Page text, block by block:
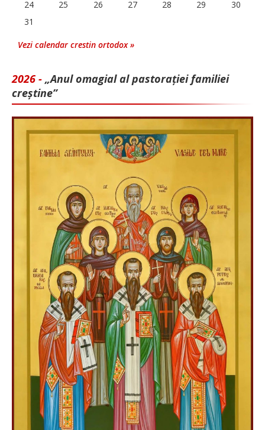
24
25 26 27 28 29
30
31
Vezi calendar crestin ortodox »
2026 - „Anul omagial al pastorației familiei
creștine”